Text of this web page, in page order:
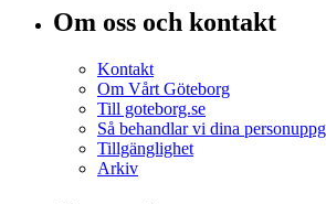
Om oss och kontakt
Kontakt
Om Vårt Göteborg
Till goteborg.se
Så behandlar vi dina
Tillgänglighet
Arkiv